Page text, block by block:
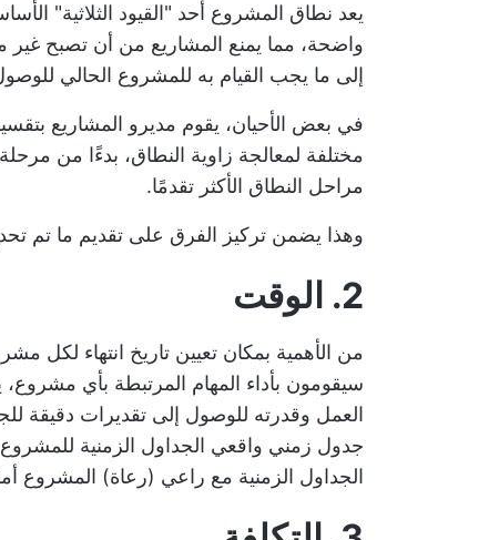
يعد نطاق المشروع أحد "القيود الثلاثية"
واضحة، مما يمنع المشاريع من أن تصبح
إلى ما يجب القيام به للمشروع الحالي
في بعض الأحيان، يقوم مديرو المشاريع
مختلفة لمعالجة زاوية النطاق، بدءًا من
مراحل النطاق الأكثر تقدمًا.
وهذا يضمن تركيز الفرق على تقديم ما تم
2. الوقت
من الأهمية بمكان تعيين تاريخ انتهاء لكل
سيقومون بأداء المهام المرتبطة بأي
العمل وقدرته للوصول إلى تقديرات دقيقة
جدول زمني واقعي الجداول الزمنية للمشروع
الجداول الزمنية مع راعي (رعاة) المشروع